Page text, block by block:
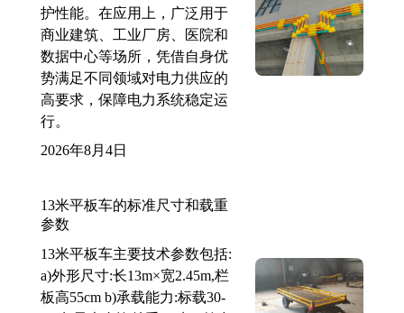
护性能。在应用上，广泛用于
商业建筑、工业厂房、医院和
数据中心等场所，凭借自身优
势满足不同领域对电力供应的
高要求，保障电力系统稳定运
行。
2026年8月4日
13米平板车的标准尺寸和载重
参数
13米平板车主要技术参数包括:
a)外形尺寸:长13m×宽2.45m,栏
板高55cm b)承载能力:标载30-